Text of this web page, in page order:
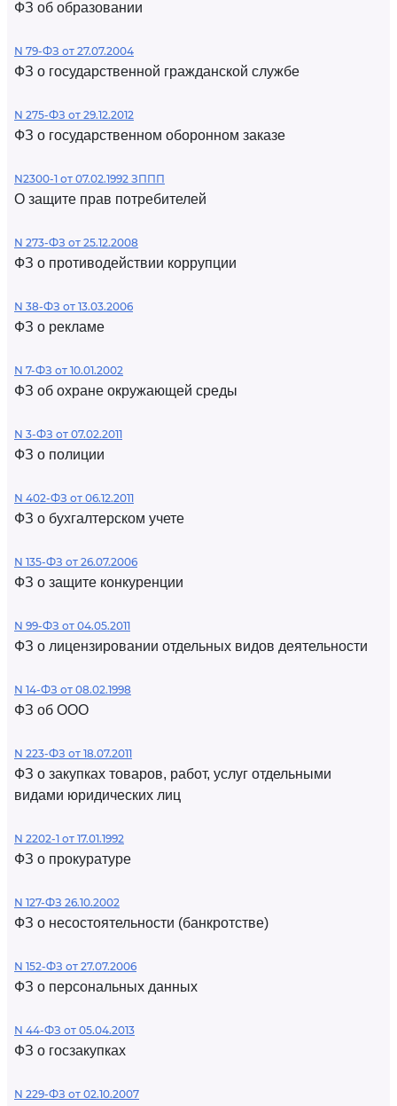
ФЗ об образовании
N 79-ФЗ от 27.07.2004
ФЗ о государственной гражданской службе
N 275-ФЗ от 29.12.2012
ФЗ о государственном оборонном заказе
N2300-1 от 07.02.1992 ЗППП
О защите прав потребителей
N 273-ФЗ от 25.12.2008
ФЗ о противодействии коррупции
N 38-ФЗ от 13.03.2006
ФЗ о рекламе
N 7-ФЗ от 10.01.2002
ФЗ об охране окружающей среды
N 3-ФЗ от 07.02.2011
ФЗ о полиции
N 402-ФЗ от 06.12.2011
ФЗ о бухгалтерском учете
N 135-ФЗ от 26.07.2006
ФЗ о защите конкуренции
N 99-ФЗ от 04.05.2011
ФЗ о лицензировании отдельных видов деятельности
N 14-ФЗ от 08.02.1998
ФЗ об ООО
N 223-ФЗ от 18.07.2011
ФЗ о закупках товаров, работ, услуг отдельными
видами юридических лиц
N 2202-1 от 17.01.1992
ФЗ о прокуратуре
N 127-ФЗ 26.10.2002
ФЗ о несостоятельности (банкротстве)
N 152-ФЗ от 27.07.2006
ФЗ о персональных данных
N 44-ФЗ от 05.04.2013
ФЗ о госзакупках
N 229-ФЗ от 02.10.2007